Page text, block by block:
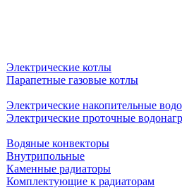
Электрические котлы
Парапетные газовые котлы
Электрические накопительные
Электрические проточные
Водяные конвекторы
Внутрипольные
Каменные радиаторы
Комплектующие к радиаторам